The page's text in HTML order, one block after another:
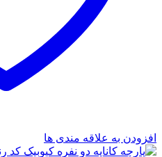
افزودن به علاقه مندی ها